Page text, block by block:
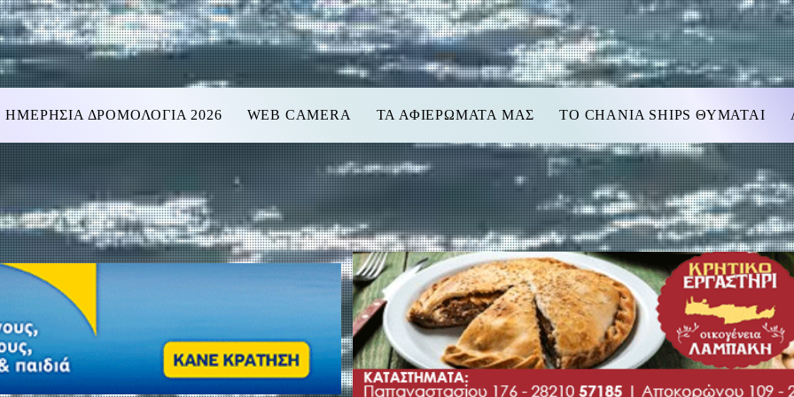
ΗΜΕΡΗΣΙΑ ΔΡΟΜΟΛΟΓΙΑ 2026 WEB CAMERA ΤΑ ΑΦΙΕΡΩΜΑΤΑ ΜΑΣ TO CHANIA SHIPS ΘΥΜΑΤΑΙ